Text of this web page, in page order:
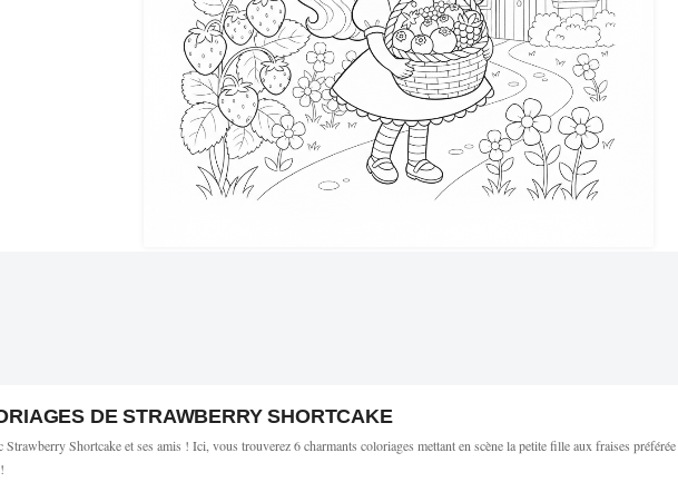
DE STRAWBERRY SHORTCAKE
Shortcake et ses amis ! Ici, vous trouverez 6 charmants coloriages mettant en scène la petite fille aux fraises